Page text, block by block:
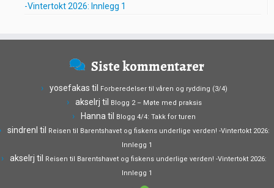
-Vintertokt 2026: Innlegg 1
Siste kommentarer
yosefakas til Forberedelser til våren og rydding (3/4)
akselrj til Blogg 2 – Møte med praksis
Hanna til Blogg 4/4: Takk for turen
sindrenl til
Reisen til Barentshavet og fiskens underlige verden! -Vintertokt 2026:
Innlegg 1
akselrj til
Reisen til Barentshavet og fiskens underlige verden! -Vintertokt 2026:
Innlegg 1